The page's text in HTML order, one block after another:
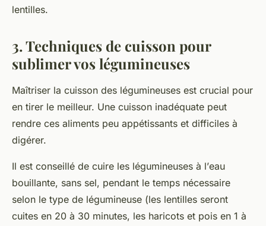
lentilles.
3. Techniques de cuisson pour
sublimer vos légumineuses
Maîtriser la cuisson des légumineuses est crucial pour
en tirer le meilleur. Une cuisson inadéquate peut
rendre ces aliments peu appétissants et difficiles à
digérer.
Il est conseillé de cuire les légumineuses à l’eau
bouillante, sans sel, pendant le temps nécessaire
selon le type de légumineuse (les lentilles seront
cuites en 20 à 30 minutes, les haricots et pois en 1 à